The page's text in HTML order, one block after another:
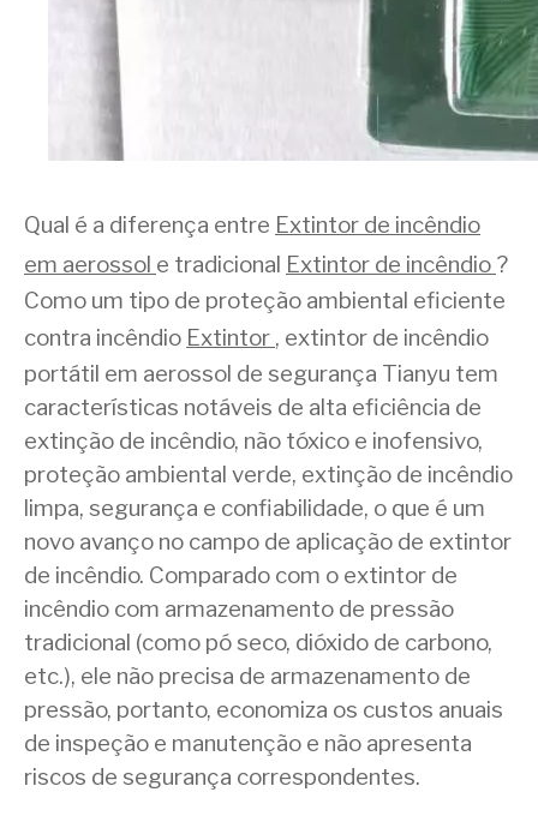
Qual é a diferença entre Extintor de incêndio
em aerossol e tradicional Extintor de incêndio ?
Como um tipo de proteção ambiental eficiente
contra incêndio Extintor , extintor de incêndio
portátil em aerossol de segurança Tianyu tem
características notáveis ​​​​de alta eficiência de
extinção de incêndio, não tóxico e inofensivo,
proteção ambiental verde, extinção de incêndio
limpa, segurança e confiabilidade, o que é um
novo avanço no campo de aplicação de extintor
de incêndio. Comparado com o extintor de
incêndio com armazenamento de pressão
tradicional (como pó seco, dióxido de carbono,
etc.), ele não precisa de armazenamento de
pressão, portanto, economiza os custos anuais
de inspeção e manutenção e não apresenta
riscos de segurança correspondentes.